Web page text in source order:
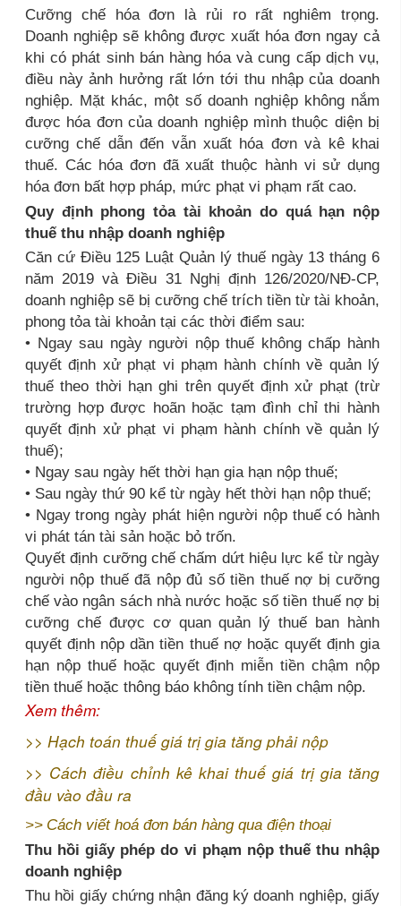
Cưỡng chế hóa đơn là rủi ro rất nghiêm trọng.
Doanh nghiệp sẽ không được xuất hóa đơn ngay cả
khi có phát sinh bán hàng hóa và cung cấp dịch vụ,
điều này ảnh hưởng rất lớn tới thu nhập của doanh
nghiệp. Mặt khác, một số doanh nghiệp không nắm
được hóa đơn của doanh nghiệp mình thuộc diện bị
cưỡng chế dẫn đến vẫn xuất hóa đơn và kê khai
thuế. Các hóa đơn đã xuất thuộc hành vi sử dụng
hóa đơn bất hợp pháp, mức phạt vi phạm rất cao.
Quy định phong tỏa tài khoản do quá hạn nộp
thuế thu nhập doanh nghiệp
Căn cứ Điều 125 Luật Quản lý thuế ngày 13 tháng 6
năm 2019 và Điều 31 Nghị định 126/2020/NĐ-CP,
doanh nghiệp sẽ bị cưỡng chế trích tiền từ tài khoản,
phong tỏa tài khoản tại các thời điểm sau:
• Ngay sau ngày người nộp thuế không chấp hành
quyết định xử phạt vi phạm hành chính về quản lý
thuế theo thời hạn ghi trên quyết định xử phạt (trừ
trường hợp được hoãn hoặc tạm đình chỉ thi hành
quyết định xử phạt vi phạm hành chính về quản lý
thuế);
• Ngay sau ngày hết thời hạn gia hạn nộp thuế;
• Sau ngày thứ 90 kể từ ngày hết thời hạn nộp thuế;
• Ngay trong ngày phát hiện người nộp thuế có hành
vi phát tán tài sản hoặc bỏ trốn.
Quyết định cưỡng chế chấm dứt hiệu lực kể từ ngày
người nộp thuế đã nộp đủ số tiền thuế nợ bị cưỡng
chế vào ngân sách nhà nước hoặc số tiền thuế nợ bị
cưỡng chế được cơ quan quản lý thuế ban hành
quyết định nộp dần tiền thuế nợ hoặc quyết định gia
hạn nộp thuế hoặc quyết định miễn tiền chậm nộp
tiền thuế hoặc thông báo không tính tiền chậm nộp.
Xem thêm:
>> Hạch toán thuế giá trị gia tăng phải nộp
>> Cách điều chỉnh kê khai thuế giá trị gia tăng
đầu vào đầu ra
>> Cách viết hoá đơn bán hàng qua điện thoại
Thu hồi giấy phép do vi phạm nộp thuế thu nhập
doanh nghiệp
Thu hồi giấy chứng nhận đăng ký doanh nghiệp, giấy